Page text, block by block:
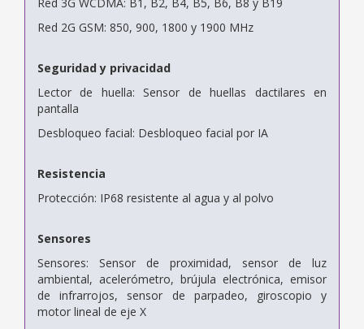
Red 2G GSM: 850, 900, 1800 y 1900 MHz
Seguridad y privacidad
Lector de huella: Sensor de huellas dactilares en
pantalla
Desbloqueo facial: Desbloqueo facial por IA
Resistencia
Protección: IP68 resistente al agua y al polvo
Sensores
Sensores: Sensor de proximidad, sensor de luz
ambiental, acelerómetro, brújula electrónica, emisor
de infrarrojos, sensor de parpadeo, giroscopio y
motor lineal de eje X